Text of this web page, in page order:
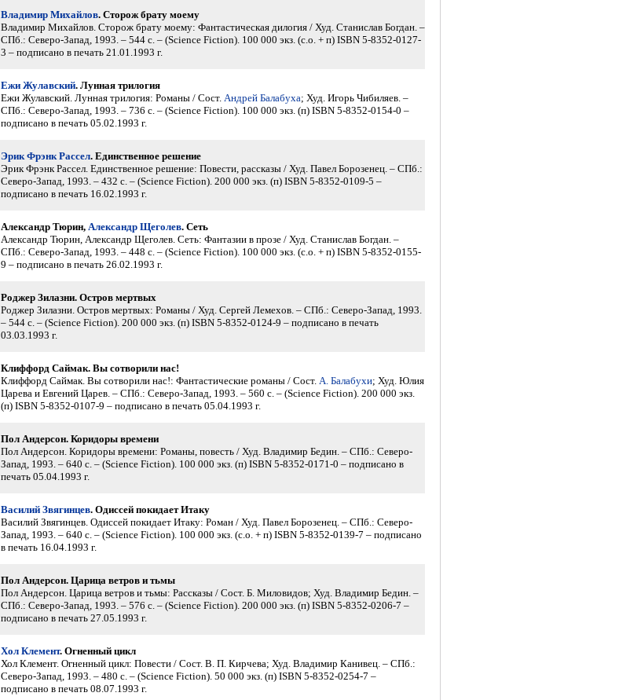
Владимир Михайлов. Сторож брату моему
Владимир Михайлов. Сторож брату моему: Фантастическая дилогия / Худ. Станислав Богдан. –
СПб.: Северо-Запад, 1993. – 544 с. – (Science Fiction). 100 000 экз. (с.о. + п) ISBN 5-8352-0127-
3 – подписано в печать 21.01.1993 г.
Ежи Жулавский. Лунная трилогия
Ежи Жулавский. Лунная трилогия: Романы / Сост. Андрей Балабуха; Худ. Игорь Чибиляев. –
СПб.: Северо-Запад, 1993. – 736 с. – (Science Fiction). 100 000 экз. (п) ISBN 5-8352-0154-0 –
подписано в печать 05.02.1993 г.
Эрик Фрэнк Рассел. Единственное решение
Эрик Фрэнк Рассел. Единственное решение: Повести, рассказы / Худ. Павел Борозенец. – СПб.:
Северо-Запад, 1993. – 432 с. – (Science Fiction). 200 000 экз. (п) ISBN 5-8352-0109-5 –
подписано в печать 16.02.1993 г.
Александр Тюрин, Александр Щеголев. Сеть
Александр Тюрин, Александр Щеголев. Сеть: Фантазии в прозе / Худ. Станислав Богдан. –
СПб.: Северо-Запад, 1993. – 448 с. – (Science Fiction). 100 000 экз. (с.о. + п) ISBN 5-8352-0155-
9 – подписано в печать 26.02.1993 г.
Роджер Зилазни. Остров мертвых
Роджер Зилазни. Остров мертвых: Романы / Худ. Сергей Лемехов. – СПб.: Северо-Запад, 1993.
– 544 с. – (Science Fiction). 200 000 экз. (п) ISBN 5-8352-0124-9 – подписано в печать
03.03.1993 г.
Клиффорд Саймак. Вы сотворили нас!
Клиффорд Саймак. Вы сотворили нас!: Фантастические романы / Сост. А. Балабухи; Худ. Юлия
Царева и Евгений Царев. – СПб.: Северо-Запад, 1993. – 560 с. – (Science Fiction). 200 000 экз.
(п) ISBN 5-8352-0107-9 – подписано в печать 05.04.1993 г.
Пол Андерсон. Коридоры времени
Пол Андерсон. Коридоры времени: Романы, повесть / Худ. Владимир Бедин. – СПб.: Северо-
Запад, 1993. – 640 с. – (Science Fiction). 100 000 экз. (п) ISBN 5-8352-0171-0 – подписано в
печать 05.04.1993 г.
Василий Звягинцев. Одиссей покидает Итаку
Василий Звягинцев. Одиссей покидает Итаку: Роман / Худ. Павел Борозенец. – СПб.: Северо-
Запад, 1993. – 640 с. – (Science Fiction). 100 000 экз. (с.о. + п) ISBN 5-8352-0139-7 – подписано
в печать 16.04.1993 г.
Пол Андерсон. Царица ветров и тьмы
Пол Андерсон. Царица ветров и тьмы: Рассказы / Сост. Б. Миловидов; Худ. Владимир Бедин. –
СПб.: Северо-Запад, 1993. – 576 с. – (Science Fiction). 200 000 экз. (п) ISBN 5-8352-0206-7 –
подписано в печать 27.05.1993 г.
Хол Клемент. Огненный цикл
Хол Клемент. Огненный цикл: Повести / Сост. В. П. Кирчева; Худ. Владимир Канивец. – СПб.:
Северо-Запад, 1993. – 480 с. – (Science Fiction). 50 000 экз. (п) ISBN 5-8352-0254-7 –
подписано в печать 08.07.1993 г.